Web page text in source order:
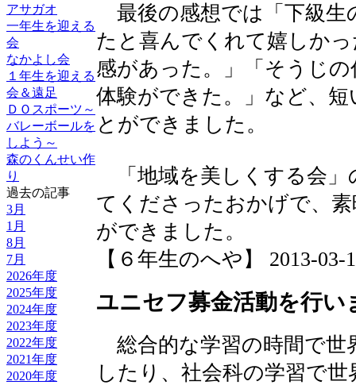
アサガオ
一年生を迎える
会
なかよし会
１年生を迎える
会＆遠足
ＤＯスポーツ～
バレーボールを
しよう～
森のくんせい作
り
過去の記事
3月
1月
8月
7月
2026年度
2025年度
2024年度
2023年度
2022年度
2021年度
2020年度
最後の感想では「下級生
たと喜んでくれて嬉しか
感があった。」「そうじ
体験ができた。」など、
とができました。
「地域を美しくする会」
てくださったおかげで、
ができました。
【６年生のへや】 2013-03-
ユニセフ募金活動を行い
総合的な学習の時間で世
したり、社会科の学習で